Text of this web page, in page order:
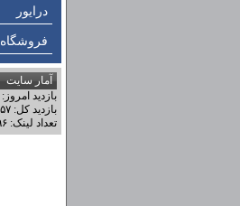
درایور
فروشگاه
آمار سایت
بازدید امروز: ۶۷۱۴
بازدید کل: ۵۱۳۶۳۸۵۷
تعداد لینک: ۲۹۹۶